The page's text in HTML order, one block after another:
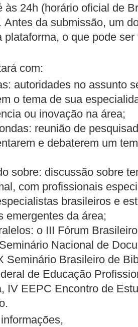
às 24h (horário oficial de
Antes da submissão, um
plataforma, o que pode
com:
autoridades no assunto
o tema de sua
ou inovação na área;
reunião de
e debaterem um
sobre: discussão sobre
com profissionais
brasileiros e
emergentes da área;
o III Fórum
Nacional de
Seminário Brasileiro de
de Educação
IV EEPC Encontro de